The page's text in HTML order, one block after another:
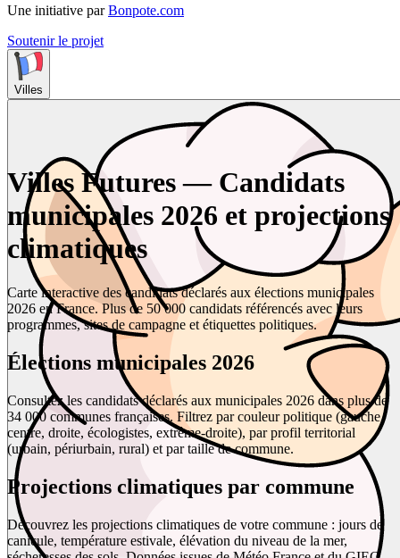
Une initiative par Bonpote.com
Soutenir le projet
Villes
Villes Futures — Candidats
municipales 2026 et projections
climatiques
Carte interactive des candidats déclarés aux élections municipales
2026 en France. Plus de 50 000 candidats référencés avec leurs
programmes, sites de campagne et étiquettes politiques.
Élections municipales 2026
Consultez les candidats déclarés aux municipales 2026 dans plus de
34 000 communes françaises. Filtrez par couleur politique (gauche,
centre, droite, écologistes, extrême-droite), par profil territorial
(urbain, périurbain, rural) et par taille de commune.
Projections climatiques par commune
Découvrez les projections climatiques de votre commune : jours de
canicule, température estivale, élévation du niveau de la mer,